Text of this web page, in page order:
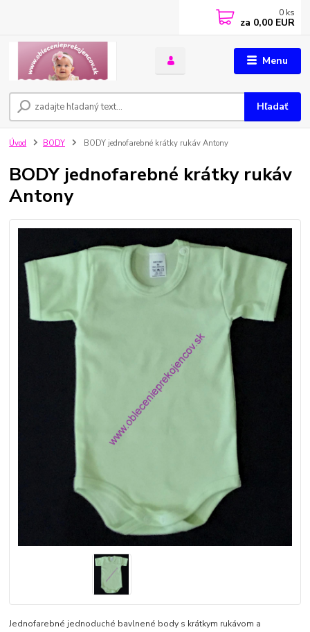
Menu
Hľadať
0 ks
za 0,00 EUR
Úvod BODY BODY jednofarebné krátky rukáv Antony
BODY jednofarebné krátky rukáv
Antony
Jednofarebné jednoduché bavlnené body s krátkym rukávom a